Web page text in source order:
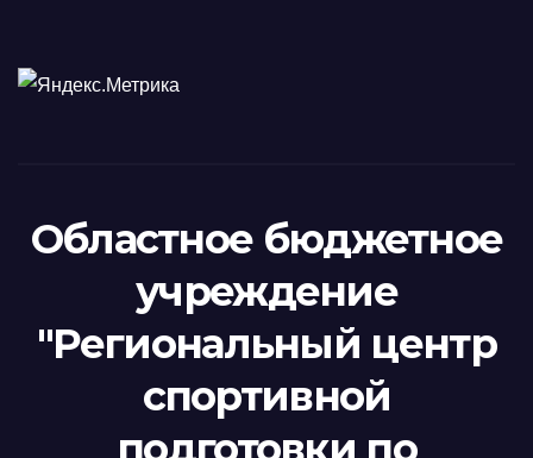
Областное бюджетное
учреждение
"Региональный центр
спортивной